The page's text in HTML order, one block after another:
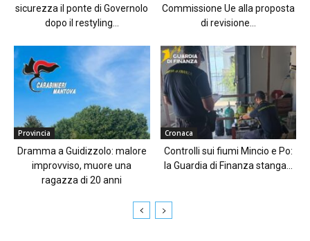
sicurezza il ponte di Governolo
dopo il restyling...
Commissione Ue alla proposta
di revisione...
Provincia
Dramma a Guidizzolo: malore
improvviso, muore una
ragazza di 20 anni
Cronaca
Controlli sui fiumi Mincio e Po:
la Guardia di Finanza stanga...